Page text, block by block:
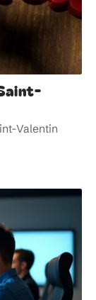
Valentin